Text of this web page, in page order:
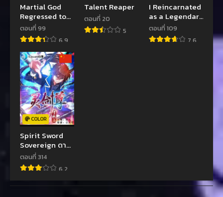
Martial God
Regressed to
Level 2
ตอนที่ 99
6.9
Talent Reaper
ตอนที่ 20
5
I Reincarnated
as a Legendary
Surgeon
ตอนที่ 109
7.6
COLOR
Spirit Sword
Sovereign ดาบ
วิญญาณราชัน
ตอนที่ 314
6.2